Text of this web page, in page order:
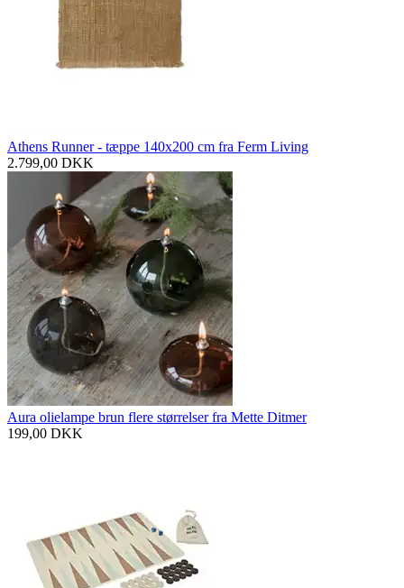
Athens Runner - tæppe 140x200 cm fra Ferm Living
2.799,00 DKK
Aura olielampe brun flere størrelser fra Mette Ditmer
199,00 DKK